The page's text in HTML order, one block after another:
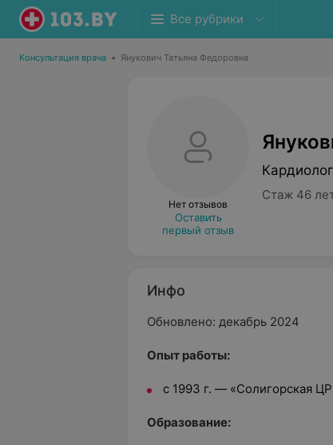
Все рубрики
Консультация врача • Янукович Татьяна Федоровна
Нет отзывов
Оставить
первый отзыв
Кардиолог
Стаж 46
Инфо
Обновлено: декабрь 2024
Опыт работы:
с 1993 г. — «Солигорская
Образование: